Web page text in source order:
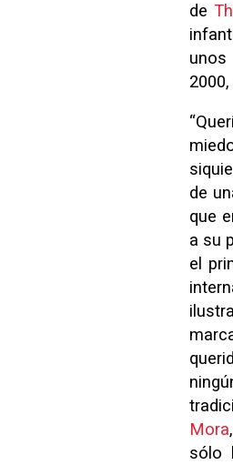
de
de
que
a su
el
Mora
sólo